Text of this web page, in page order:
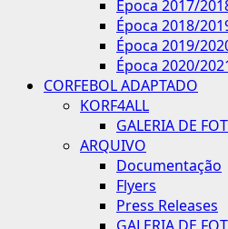
Época 2017/
Época 2018/
Época 2019/
Época 2020/
CORFEBOL ADAPTADO
KORF4ALL
GALERIA DE
ARQUIVO
Documentação
Flyers
Press Releases